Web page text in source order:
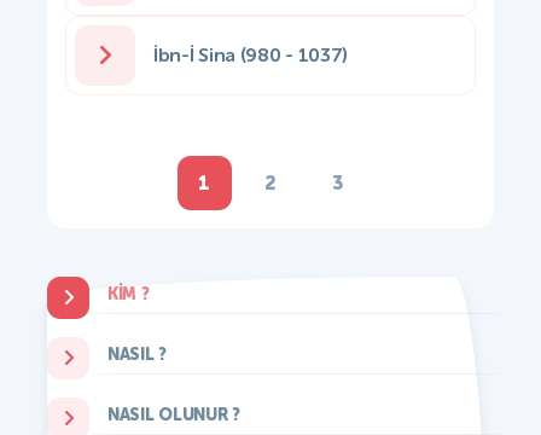
KIM ?
NASIL ?
NASIL OLUNUR ?
İbn-İ Sina (980 - 1037)
1 2 3